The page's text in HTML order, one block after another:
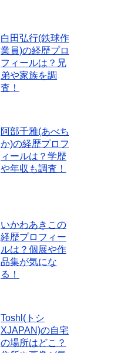
白田弘行(鉄球作
業員)の経歴プロ
フィールは？兄
弟や家族を調
査！
阿部千雅(あべち
か)の経歴プロフ
ィールは？学歴
や年収も調査！
いかわあきこの
経歴プロフィー
ルは？個展や作
品集が気にな
る！
Toshl(トシ
XJAPAN)の自宅
の場所はどこ？